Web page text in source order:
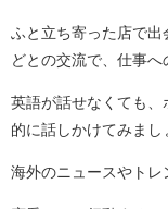
ふと立ち寄った店で出
どとの交流で、仕事へ
英語が話せなくても
的に話しかけてみまし
海外のニュースやトレ